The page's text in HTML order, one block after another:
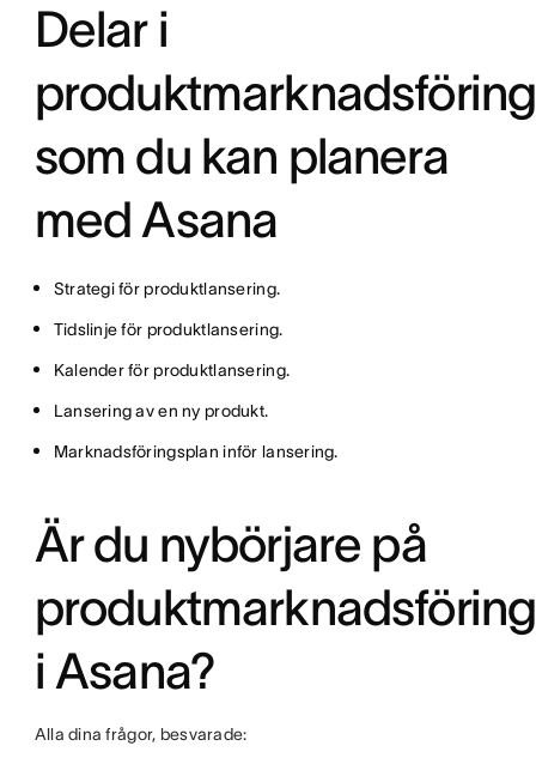
Delar i
som du kan planera
med Asana
Strategi för produktlansering.
Tidslinje för produktlansering.
Kalender för produktlansering.
Lansering av en ny produkt.
Marknadsföringsplan inför lansering.
Är du nybörjare på
produktmarknadsföring
i Asana?
Alla dina frågor, besvarade: